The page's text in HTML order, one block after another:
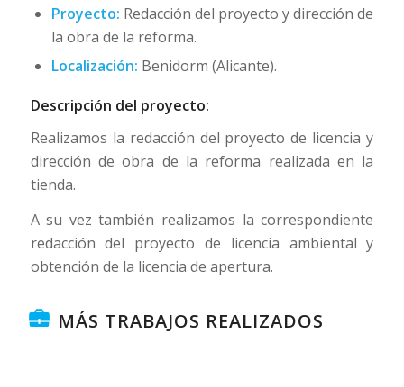
Proyecto: Redacción del proyecto y dirección de
la obra de la reforma.
Localización: Benidorm (Alicante).
Descripción del proyecto:
Realizamos la redacción del proyecto de licencia y
dirección de obra de la reforma realizada en la
tienda.
A su vez también realizamos la correspondiente
redacción del proyecto de licencia ambiental y
obtención de la licencia de apertura.
MÁS TRABAJOS REALIZADOS